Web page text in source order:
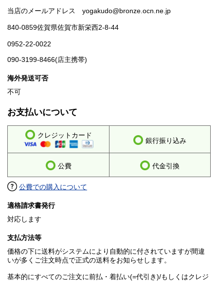
当店のメールアドレス yogakudo@bronze.ocn.ne.jp
840-0859佐賀県佐賀市新栄西2-8-44
0952-22-0022
090-3199-8466(店主携帯)
海外発送可否
不可
お支払いについて
クレジットカード
銀行振り込み
公費 代金引換
公費での購入について
適格請求書発行
対応します
支払方法等
価格の下に送料がシステムにより自動的に付されていますが間違
いが多くご注文時点で正式の送料をお知らせします。
基本的にすべてのご注文に前払・着払い(=代引き)/もしくはクレジ